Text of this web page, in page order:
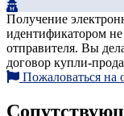
Получение
идентификатором
отправителя. Вы
договор купли-
Пожаловаться на